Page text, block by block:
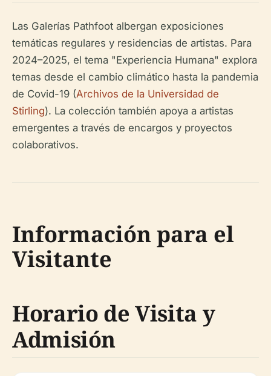
Las Galerías Pathfoot albergan exposiciones
temáticas regulares y residencias de artistas. Para
2024–2025, el tema "Experiencia Humana" explora
temas desde el cambio climático hasta la pandemia
de Covid-19 (Archivos de la Universidad de
Stirling). La colección también apoya a artistas
emergentes a través de encargos y proyectos
colaborativos.
Información para el
Visitante
Horario de Visita y
Admisión